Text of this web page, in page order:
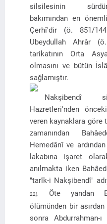
silsilesinin
bakımından en
Çerhî'dir (ö. 851/
Ubeydullah Ahrâr
tarikatının Orta
olmasını ve bütün
sağlamıştır.
Nakşibendî
Hazretleri'nden
veren kaynaklara göre
zamanından
Hemedânî ve
lakabına işaret
anılmakta iken
"tarîk-i Nakşibendî"
22).
Öte yandan
ölümünden bir
sonra Abdurrahman-